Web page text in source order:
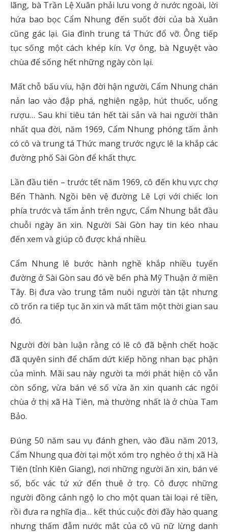
lãng, bà Trần Lệ Xuân phải lưu vong ở nước ngoài, lời
hứa bao bọc Cẩm Nhung đến suốt đời của bà Xuân
cũng gác lại. Gia đình trung tá Thức đổ vỡ. Ông tiếp
tục sống một cách khép kín. Vợ ông, bà Nguyệt vào
chùa để sống hết những ngày còn lại.
Mất chỗ bấu víu, hận đời hận người, Cẩm Nhung chán
nản lao vào đập phá, nghiện ngập, hút thuốc, uống
rượu… Sau khi tiêu tán hết tài sản và hai người thân
nhất qua đời, năm 1969, Cẩm Nhung phóng tấm ảnh
có cô và trung tá Thức mang trước ngực lê la khắp các
đường phố Sài Gòn để khất thực.
Lần đầu tiên – trước tết năm 1969, cô đến khu vực chợ
Bến Thành. Ngồi bên vệ đường Lê Lợi với chiếc lon
phía trước và tấm ảnh trên ngực, Cẩm Nhung bắt đầu
chuỗi ngày ăn xin. Người Sài Gòn hay tin kéo nhau
đến xem và giúp cô được khá nhiều.
Cẩm Nhung lê bước hành nghề khắp nhiều tuyến
đường ở Sài Gòn sau đó về bến phà Mỹ Thuận ở miền
Tây. Bị đưa vào trung tâm nuôi người tàn tật nhưng
cô trốn ra tiếp tục ăn xin và mất tăm một thời gian sau
đó.
Người đời bàn luận rằng có lẽ cô đã bệnh chết hoặc
đã quyên sinh để chấm dứt kiếp hồng nhan bạc phận
của mình. Mãi sau này người ta mới phát hiện cô vẫn
còn sống, vừa bán vé số vừa ăn xin quanh các ngôi
chùa ở thị xã Hà Tiên, mà thường nhất là ở chùa Tam
Bảo.
Đúng 50 năm sau vụ đánh ghen, vào đầu năm 2013,
Cẩm Nhung qua đời tại một xóm trọ nghèo ở thị xã Hà
Tiên (tỉnh Kiên Giang), nơi những người ăn xin, bán vé
số, bốc vác tứ xứ đến thuê ở trọ. Cô được những
người đồng cảnh ngộ lo cho một quan tài loại rẻ tiền,
rồi đưa ra nghĩa địa… kết thúc cuộc đời đầy hào quang
nhưng thấm đẫm nước mắt của cô vũ nữ lừng danh